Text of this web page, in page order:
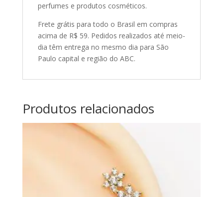
perfumes e produtos cosméticos.
Frete grátis para todo o Brasil em compras
acima de R$ 59. Pedidos realizados até meio-
dia têm entrega no mesmo dia para São
Paulo capital e região do ABC.
Produtos relacionados